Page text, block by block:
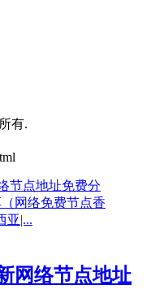
有.
网络节点地址